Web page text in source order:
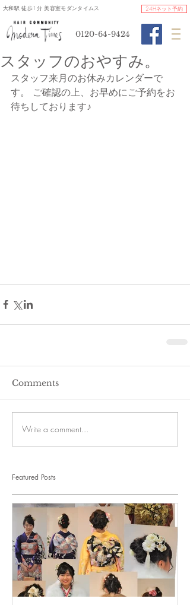
​大和駅 徒歩1分 美容室モダンタイムス
0120-64-9424
24Hネット予約
スタッフのおやすみ。
スタッフ来月のお休みカレンダーで
す。 ご確認の上、お早めにご予約をお
待ちしております♪
Comments
Write a comment...
Featured Posts